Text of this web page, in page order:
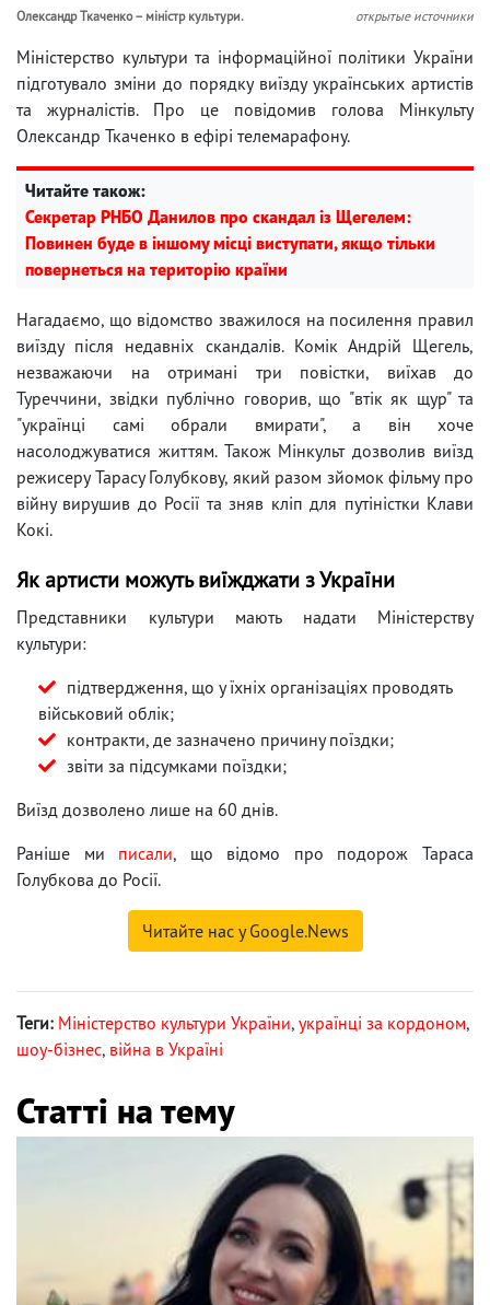
Олександр Ткаченко – міністр культури. открытые источники
Міністерство культури та інформаційної політики України
підготувало зміни до порядку виїзду українських артистів
та журналістів. Про це повідомив голова Мінкульту
Олександр Ткаченко в ефірі телемарафону.
Читайте також:
Секретар РНБО Данилов про скандал із Щегелем:
Повинен буде в іншому місці виступати, якщо тільки
повернеться на територію країни
Нагадаємо, що відомство зважилося на посилення правил
виїзду після недавніх скандалів. Комік Андрій Щегель,
незважаючи на отримані три повістки, виїхав до
Туреччини, звідки публічно говорив, що "втік як щур" та
"українці самі обрали вмирати", а він хоче
насолоджуватися життям. Також Мінкульт дозволив виїзд
режисеру Тарасу Голубкову, який разом зйомок фільму про
війну вирушив до Росії та зняв кліп для путіністки Клави
Кокі.
Як артисти можуть виїжджати з України
Представники культури мають надати Міністерству
культури:
підтвердження, що у їхніх організаціях проводять
військовий облік;
контракти, де зазначено причину поїздки;
звіти за підсумками поїздки;
Виїзд дозволено лише на 60 днів.
Раніше ми писали, що відомо про подорож Тараса
Голубкова до Росії.
Читайте нас у Google.News
Теги: Міністерство культури України, українці за кордоном,
шоу-бізнес, війна в Україні
Статті на тему